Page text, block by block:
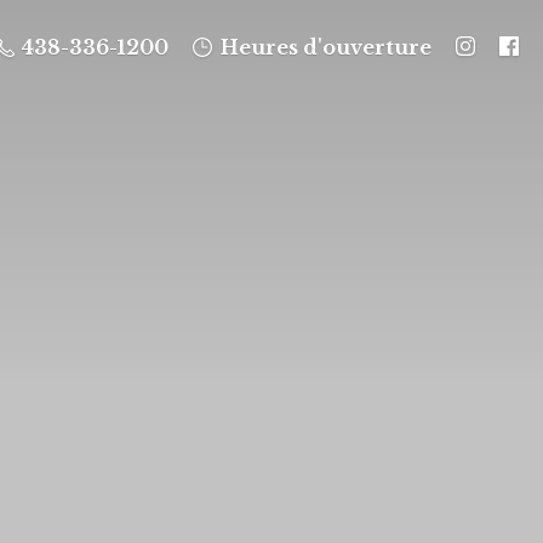
438-336-1200 Heures d'ouverture